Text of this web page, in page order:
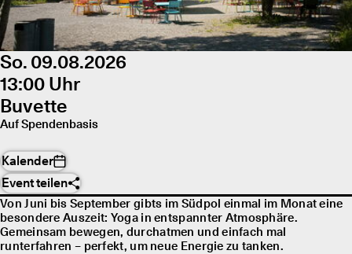
So. 09.08.2026
13:00 Uhr
Buvette
Auf Spendenbasis
Kalender
Event teilen
Von Juni bis September gibts im Südpol einmal im Monat eine
besondere Auszeit: Yoga in entspannter Atmosphäre.
Gemeinsam bewegen, durchatmen und einfach mal
runterfahren – perfekt, um neue Energie zu tanken.